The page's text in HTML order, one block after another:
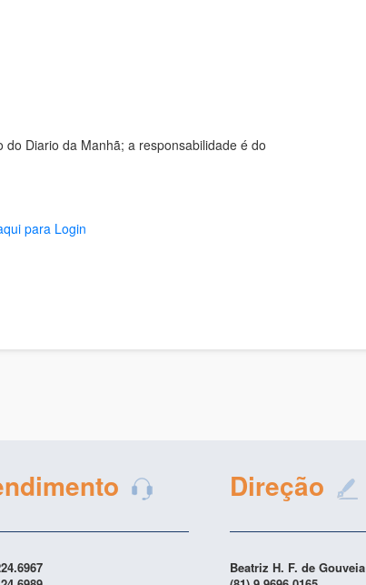
Diario da Manhã; a responsabilidade é do
para Login
Direção
Beatriz H. F. de Gouveia